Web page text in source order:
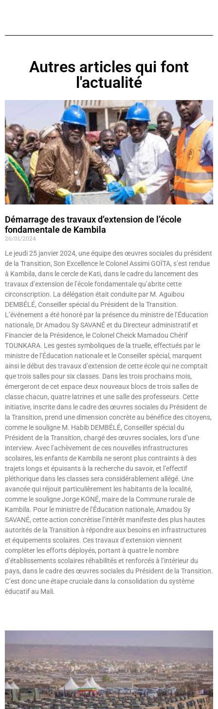
Autres articles qui font
l'actualité
Démarrage des travaux d’extension de l’école
fondamentale de Kambila
26/01/2024
Le jeudi 25 janvier 2024, une équipe des œuvres sociales du président
de la Transition, Son Excellence le Colonel Assimi GOÏTA, s’est rendue
à Kambila, dans le cercle de Kati, dans le cadre du lancement des
travaux d’extension de l’école fondamentale qu’abrite cette
circonscription. La délégation était conduite par M. Aguibou
DEMBÉLÉ, Conseiller spécial du Président de la Transition.
L’événement a été honoré par la présence du ministre de l’Éducation
nationale, Dr Amadou Sy SAVANÉ et du Directeur administratif et
Financier de la Présidence, le Colonel Cheick Mamadou Chérif
TOUNKARA. Les gestes symboliques de la truelle, effectués par le
ministre de l’Éducation nationale et le Conseiller spécial, marquent
ainsi le début des travaux d’extension de cette école qui ne comptait
que trois salles pour six classes. Dans les trois prochains mois,
émergeront de cet espace deux nouveaux blocs de trois salles de
classe chacun, quatre latrines et une salle des professeurs. Cette
initiative, inscrite dans le cadre des œuvres sociales du Président de
la Transition, prend une dimension concrète au bénéfice des citoyens,
comme le souligne M. Habib DEMBÉLÉ, Conseiller spécial du
Président de la Transition, chargé des œuvres sociales, lors d’une
interview. Avec l’achèvement de ces nouvelles infrastructures
scolaires, les enfants de Kambila ne seront plus contraints à des
trajets longs et épuisants à la recherche du savoir, et l’effectif
pléthorique dans les classes sera considérablement allégé. Une
avancée qui réjouit particulièrement les habitants de la localité,
comme le souligne Jorge KONÉ, maire de la Commune rurale de
Kambila. Pour le ministre de l’Éducation nationale, Amadou Sy
SAVANÉ, cette action concrétise l’intérêt manifeste des plus hautes
autorités de la Transition à répondre aux besoins en infrastructures
et équipements scolaires. Ces travaux d’extension viennent
compléter les efforts déployés, portant à quatre le nombre
d’établissements scolaires réhabilités et renforcés à l’intérieur du
pays, dans le cadre des œuvres sociales du Président de la Transition.
C’est donc une étape cruciale dans la consolidation du système
éducatif au Mali.